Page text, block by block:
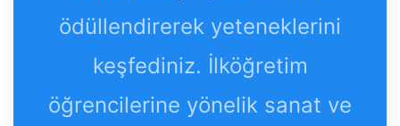
ödüllendirerek yeteneklerini
keşfediniz. İlköğretim
öğrencilerine yönelik sanat ve